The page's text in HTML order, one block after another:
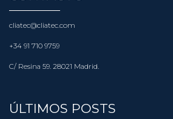
cliatec@cliatec.com
+34 91 710 9759
C/ Resina 59. 28021 Madrid.
ÚLTIMOS POSTS